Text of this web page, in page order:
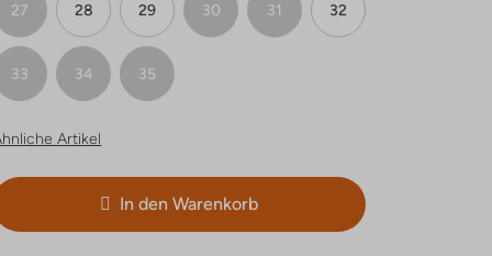
27 28 29 30 31 32
33 34 35
Artikel
In den Warenkorb